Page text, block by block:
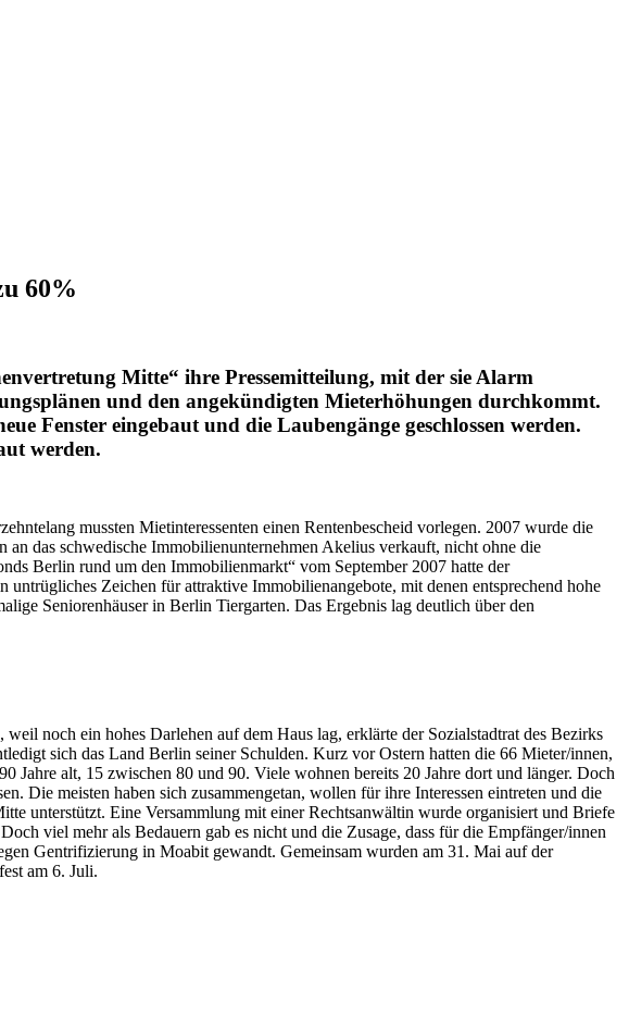
60%
Mitte“ ihre Pressemitteilung, mit der sie Alarm
und den angekündigten Mieterhöhungen durchkommt.
Fenster eingebaut und die Laubengänge geschlossen werden.
werden.
mussten Mietinteressenten einen Rentenbescheid vorlegen. 2007 wurde die
das schwedische Immobilienunternehmen Akelius verkauft, nicht ohne die
Berlin rund um den Immobilienmarkt“ vom September 2007 hatte der
Zeichen für attraktive Immobilienangebote, mit denen entsprechend hohe
Seniorenhäuser in Berlin Tiergarten. Das Ergebnis lag deutlich über den
noch ein hohes Darlehen auf dem Haus lag, erklärte der Sozialstadtrat des Bezirks
sich das Land Berlin seiner Schulden. Kurz vor Ostern hatten die 66 Mieter/innen,
Jahre alt, 15 zwischen 80 und 90. Viele wohnen bereits 20 Jahre dort und länger. Doch
Die meisten haben sich zusammengetan, wollen für ihre Interessen eintreten und die
unterstützt. Eine Versammlung mit einer Rechtsanwältin wurde organisiert und Briefe
viel mehr als Bedauern gab es nicht und die Zusage, dass für die Empfänger/innen
Gentrifizierung in Moabit gewandt. Gemeinsam wurden am 31. Mai auf der
am 6. Juli.